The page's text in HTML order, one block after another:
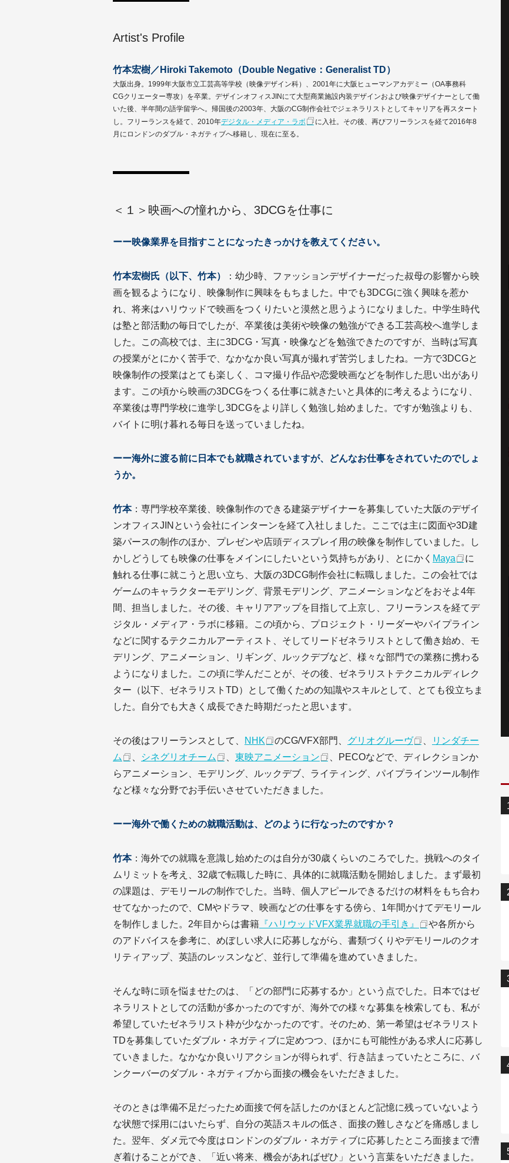
Artist's Profile
竹本宏樹／Hiroki Takemoto（Double Negative：Generalist TD）
大阪出身。1999年大阪市立工芸高等学校（映像デザイン科）、2001年に大阪ヒューマンアカデミー（OA事務科
CGクリエーター専攻）を卒業。デザインオフィスJINにて大型商業施設内装デザインおよび映像デザイナーとして働
いた後、半年間の語学留学へ。帰国後の2003年、大阪のCG制作会社でジェネラリストとしてキャリアを再スタート
し。フリーランスを経て、2010年デジタル・メディア・ラボ
に入社。その後、再びフリーランスを経て2016年8
月にロンドンのダブル・ネガティブへ移籍し、現在に至る。
＜１＞映画への憧れから、3DCGを仕事に
ーー映像業界を目指すことになったきっかけを教えてください。
竹本宏樹氏（以下、竹本）
：幼少時、ファッションデザイナーだった叔母の影響から映
画を観るようになり、映像制作に興味をもちました。中でも3DCGに強く興味を惹か
れ、将来はハリウッドで映画をつくりたいと漠然と思うようになりました。中学生時代
は塾と部活動の毎日でしたが、卒業後は美術や映像の勉強ができる工芸高校へ進学しま
した。この高校では、主に3DCG・写真・映像などを勉強できたのですが、当時は写真
の授業がとにかく苦手で、なかなか良い写真が撮れず苦労しましたね。一方で3DCGと
映像制作の授業はとても楽しく、コマ撮り作品や恋愛映画などを制作した思い出があり
ます。この頃から映画の3DCGをつくる仕事に就きたいと具体的に考えるようになり、
卒業後は専門学校に進学し3DCGをより詳しく勉強し始めました。ですが勉強よりも、
バイトに明け暮れる毎日を送っていましたね。
ーー海外に渡る前に日本でも就職されていますが、どんなお仕事をされていたのでしょ
うか。
竹本：専門学校卒業後、映像制作のできる建築デザイナーを募集していた大阪のデザイ
ンオフィスJINという会社にインターンを経て入社しました。ここでは主に図面や3D建
築パースの制作のほか、プレゼンや店頭ディスプレイ用の映像を制作していました。し
かしどうしても映像の仕事をメインにしたいという気持ちがあり、とにかく Maya
に
触れる仕事に就こうと思い立ち、大阪の3DCG制作会社に転職しました。この会社では
ゲームのキャラクターモデリング、背景モデリング、アニメーションなどをおそよ4年
間、担当しました。その後、キャリアアップを目指して上京し、フリーランスを経てデ
ジタル・メディア・ラボに移籍。この頃から、プロジェクト・リーダーやパイプライン
などに関するテクニカルアーティスト、そしてリードゼネラリストとして働き始め、モ
デリング、アニメーション、リギング、ルックデブなど、様々な部門での業務に携わる
ようになりました。この頃に学んだことが、その後、ゼネラリストテクニカルディレク
ター（以下、ゼネラリストTD）として働くための知識やスキルとして、とても役立ちま
した。自分でも大きく成長できた時期だったと思います。
その後はフリーランスとして、 NHK のCG/VFX部門、 グリオグルーヴ
リンダチー
ム
シネグリオチーム 東映アニメーション
、PECOなどで、ディレクションか
らアニメーション、モデリング、ルックデブ、ライティング、パイプラインツール制作
など様々な分野でお手伝いさせていただきました。
ーー海外で働くための就職活動は、どのように行なったのですか？
竹本：海外での就職を意識し始めたのは自分が30歳くらいのころでした。挑戦へのタイ
ムリミットを考え、32歳で転職した時に、具体的に就職活動を開始しました。まず最初
の課題は、デモリールの制作でした。当時、個人アピールできるだけの材料をもち合わ
せてなかったので、CMやドラマ、映画などの仕事をする傍ら、1年間かけてデモリール
を制作しました。2年目からは書籍 『ハリウッドVFX業界就職の手引き』
や各所から
のアドバイスを参考に、めぼしい求人に応募しながら、書類づくりやデモリールのクオ
リティアップ、英語のレッスンなど、並行して準備を進めていきました。
そんな時に頭を悩ませたのは、「どの部門に応募するか」という点でした。日本ではゼ
ネラリストとしての活動が多かったのですが、海外での様々な募集を検索しても、私が
希望していたゼネラリスト枠が少なかったのです。そのため、第一希望はゼネラリスト
TDを募集していたダブル・ネガティブに定めつつ、ほかにも可能性がある求人に応募し
ていきました。なかなか良いリアクションが得られず、行き詰まっていたところに、バ
ンクーバーのダブル・ネガティブから面接の機会をいただきました。
そのときは準備不足だったため面接で何を話したのかほとんど記憶に残っていないよう
な状態で採用にはいたらず、自分の英語スキルの低さ、面接の難しさなどを痛感しまし
た。翌年、ダメ元で今度はロンドンのダブル・ネガティブに応募したところ面接まで漕
ぎ着けることができ、「近い将来、機会があればぜひ」という言葉をいただきました。